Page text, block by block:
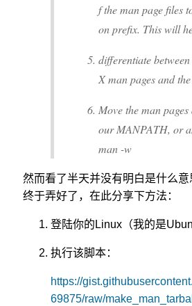
f the man page files
on prefix. This will
differentiate
X man pages and
Move the man
our MANPATH, or
man -w
然而看了半天并没有明白是什么意
终于弄好了，在此分享下方法：
登陆你的Linux（我的是
执行该脚本：
https://
69875/raw/